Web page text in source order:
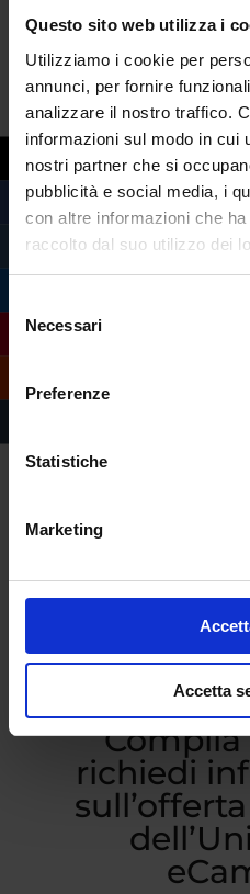
Questo sito web utilizza i
Utilizziamo i cookie per
annunci, per fornire
analizzare il nostro traffico.
informazioni sul modo in cui
nostri partner che si
pubblicità e social media, i
con altre informazioni che
raccolto dal suo utilizzo dei
delNecessari
Preferenze
Statistiche
Marketing
Accetta
prime video
richiedi